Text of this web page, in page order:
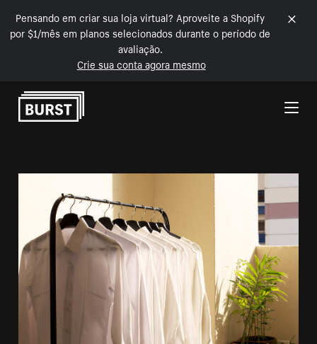
Pensando em criar sua loja virtual? Aproveite a Shopify
por $1/mês em planos selecionados durante o período de
avaliação.
Crie sua conta agora mesmo
Pular para o conteúdo